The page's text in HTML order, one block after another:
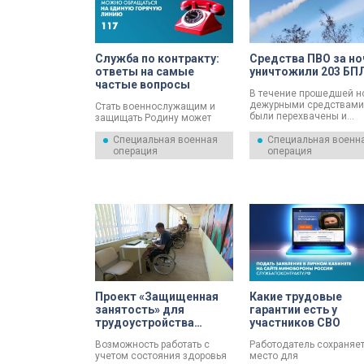
огневых позиций для
размещения живой силы и
удержания занимаемого
Служба по контракту:
ответы на самые
частые вопросы
Стать военнослужащим и
защищать Родину может
Служба по контракту
предполагает высокое
денежное довольствие,
Специальная военная
операция
Средства ПВО за
уничтожили 203
В течение прошедшей
дежурными
были перехвачены и
беспилотных
аппарата самолетного
Об этом 7 августа
Специальная
операция
Проект «Защищенная
занятость» для
трудоустройства
инвалидностью
стартовал в Петербурге
Возможность работать с
учетом состояния здоровья
Какие трудовые
гарантии есть у
участников СВО
Работодатель сохраняет
место для